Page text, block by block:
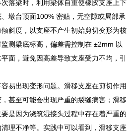
落梁时，利用梁体自重使橡胶支座上下
墩台顶面100% 密贴，无空隙或局部承
斜度，以支座不产生初始剪切变形为核
测梁底标高，偏差需控制在 ±2mm 以
面，避免因高差导致支座受力不均，引
易出现变形问题。滑移支座在剪切作用
甚至可能会出现严重的裂缝病害；滑移
是因为浇筑湿接头过程中存在着严重的
理不净等。实践中可以看到，滑移支座